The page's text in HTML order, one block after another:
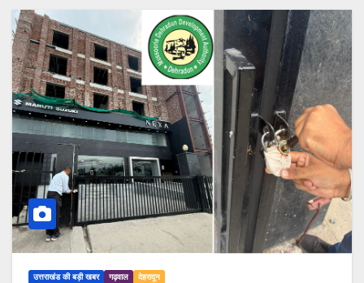
उत्तराखंड की बड़ी खबर गढ़वाल देहरादून